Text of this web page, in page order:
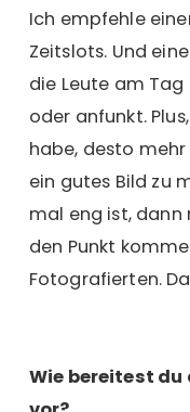
Ich empfehle
Zeitslots. Und
die Leute am
oder anfunkt.
habe, desto
ein gutes Bild zu
mal eng ist, dann
den Punkt
Fotografierten.
Wie bereitest